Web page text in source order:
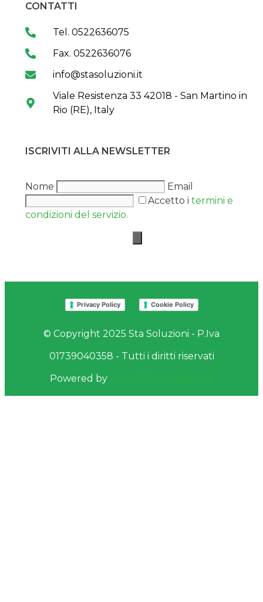
CONTATTI
Tel. 0522636075
Fax. 0522636076
info@stasoluzioni.it
Viale Resistenza 33 42018 - San Martino in
Rio (RE), Italy
ISCRIVITI ALLA NEWSLETTER
Nome
Email
Accetto i termini e
condizioni del servizio.
Privacy Policy Cookie Policy
© Copyright 2025 Sta Soluzioni - P.Iva
01739040358 - Tutti i diritti riservati
Powered by Yucca Comunicazione